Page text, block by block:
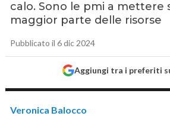
calo. Sono le pmi a mettere
maggior parte delle risorse
Pubblicato il 6 dic 2024
Aggiungi tra i preferiti
Veronica Balocco